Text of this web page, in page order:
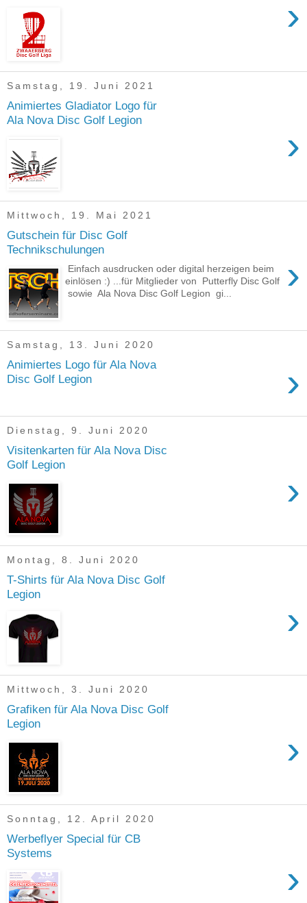
›
Samstag, 19. Juni 2021
Animiertes Gladiator Logo für
Ala Nova Disc Golf Legion
›
Mittwoch, 19. Mai 2021
Gutschein für Disc Golf
Technikschulungen
›
Einfach ausdrucken oder digital herzeigen beim
einlösen :) ...für Mitglieder von Putterfly Disc Golf
sowie Ala Nova Disc Golf Legion gi...
Samstag, 13. Juni 2020
Animiertes Logo für Ala Nova
Disc Golf Legion
›
Dienstag, 9. Juni 2020
Visitenkarten für Ala Nova Disc
Golf Legion
›
Montag, 8. Juni 2020
T-Shirts für Ala Nova Disc Golf
Legion
›
Mittwoch, 3. Juni 2020
Grafiken für Ala Nova Disc Golf
Legion
›
Sonntag, 12. April 2020
Werbeflyer Special für CB
Systems
›